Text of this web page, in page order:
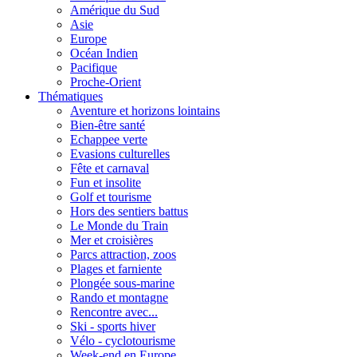
Amérique du Sud
Asie
Europe
Océan Indien
Pacifique
Proche-Orient
Thématiques
Aventure et horizons lointains
Bien-être santé
Echappee verte
Evasions culturelles
Fête et carnaval
Fun et insolite
Golf et tourisme
Hors des sentiers battus
Le Monde du Train
Mer et croisières
Parcs attraction, zoos
Plages et farniente
Plongée sous-marine
Rando et montagne
Rencontre avec...
Ski - sports hiver
Vélo - cyclotourisme